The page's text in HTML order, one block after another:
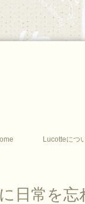
Lucotteにつ
日常を